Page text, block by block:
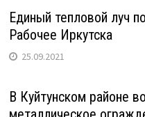
Единый тепловой луч
Рабочее Иркутска
25.09.2021
В Куйтунском районе